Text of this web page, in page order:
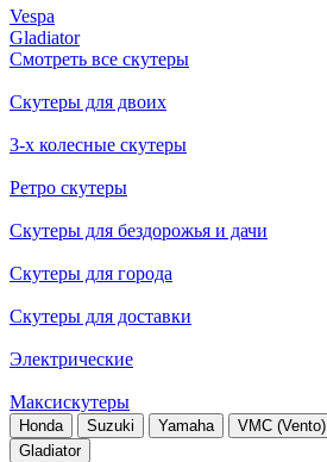
Vespa
Gladiator
Смотреть все скутеры
Скутеры для двоих
3-х колесные скутеры
Ретро скутеры
Скутеры для бездорожья и дачи
Скутеры для города
Скутеры для доставки
Электрические
Максискутеры
Honda Suzuki Yamaha VMC (Vento)
Gladiator